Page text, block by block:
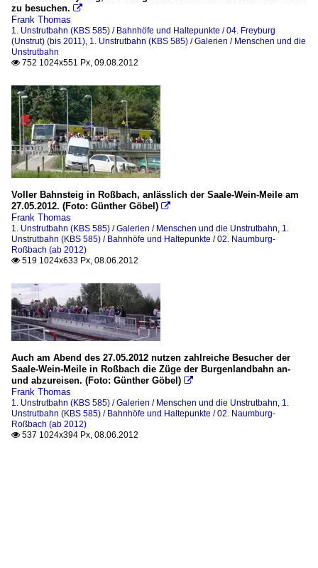
zu besuchen. 
Frank Thomas
1. Unstrutbahn (KBS 585) / Bahnhöfe und Haltepunkte / 04. Freyburg
(Unstrut) (bis 2011), 1. Unstrutbahn (KBS 585) / Galerien / Menschen und die
Unstrutbahn
 752 1024x551 Px, 09.08.2012
Voller Bahnsteig in Roßbach, anlässlich der Saale-Wein-Meile am
27.05.2012. (Foto: Günther Göbel) 
Frank Thomas
1. Unstrutbahn (KBS 585) / Galerien / Menschen und die Unstrutbahn, 1.
Unstrutbahn (KBS 585) / Bahnhöfe und Haltepunkte / 02. Naumburg-
Roßbach (ab 2012)
 519 1024x633 Px, 08.06.2012
Auch am Abend des 27.05.2012 nutzen zahlreiche Besucher der
Saale-Wein-Meile in Roßbach die Züge der Burgenlandbahn an-
und abzureisen. (Foto: Günther Göbel) 
Frank Thomas
1. Unstrutbahn (KBS 585) / Galerien / Menschen und die Unstrutbahn, 1.
Unstrutbahn (KBS 585) / Bahnhöfe und Haltepunkte / 02. Naumburg-
Roßbach (ab 2012)
 537 1024x394 Px, 08.06.2012